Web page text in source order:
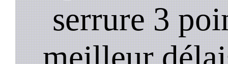
serrure 3